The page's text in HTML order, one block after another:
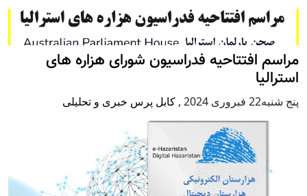
مراسم افتتاحیه فدراسیون شورای هزاره های
استرالیا
پنج شنبه22 فبروری 2024 , کابل پرس خبری و تحلیلی